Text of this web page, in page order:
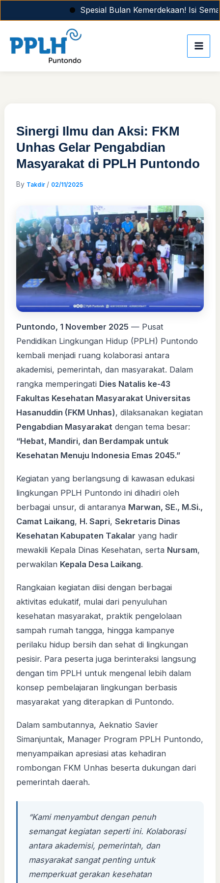
Spesial Bulan Kemerdekaan! Isi
to
Sinergi Ilmu dan Aksi: FKM
Unhas Gelar Pengabdian
Masyarakat di PPLH Puntondo
By Takdir / 02/11/2025
Puntondo, 1 November 2025 — Pusat
Pendidikan Lingkungan Hidup (PPLH) Puntondo
kembali menjadi ruang kolaborasi antara
akademisi, pemerintah, dan masyarakat. Dalam
rangka memperingati Dies Natalis ke-43
Fakultas Kesehatan Masyarakat Universitas
Hasanuddin (FKM Unhas), dilaksanakan kegiatan
Pengabdian Masyarakatdengan tema besar:
“Hebat, Mandiri, dan Berdampak untuk
Kesehatan Menuju Indonesia Emas 2045.”
Kegiatan yang berlangsung di kawasan edukasi
lingkungan PPLH Puntondo ini dihadiri oleh
berbagai unsur, di antaranya Marwan, SE., M.Si.,
Camat Laikang, H. Sapri, Sekretaris Dinas
Kesehatan Kabupaten Takalar yang hadir
mewakili Kepala Dinas Kesehatan, serta Nursam,
perwakilan Kepala Desa Laikang.
Rangkaian kegiatan diisi dengan berbagai
aktivitas edukatif, mulai dari penyuluhan
kesehatan masyarakat, praktik pengelolaan
sampah rumah tangga, hingga kampanye
perilaku hidup bersih dan sehat di lingkungan
pesisir. Para peserta juga berinteraksi langsung
dengan tim PPLH untuk mengenal lebih dalam
konsep pembelajaran lingkungan berbasis
masyarakat yang diterapkan di Puntondo.
Dalam sambutannya, Aeknatio Savier
Simanjuntak, Manager Program PPLH Puntondo,
menyampaikan apresiasi atas kehadiran
rombongan FKM Unhas beserta dukungan dari
pemerintah daerah.
“Kami menyambut dengan penuh
semangat kegiatan seperti ini. Kolaborasi
antara akademisi, pemerintah, dan
masyarakat sangat penting untuk
memperkuat gerakan kesehatan